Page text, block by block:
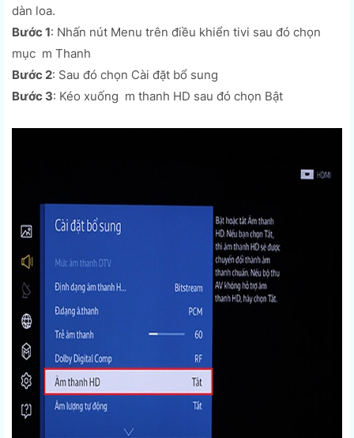
dàn loa.
Bước 1: Nhấn nút Menu trên điều khiển tivi sau đó chọn
mục m Thanh
Bước 2: Sau đó chọn Cài đặt bổ sung
Bước 3: Kéo xuống m thanh HD sau đó chọn Bật